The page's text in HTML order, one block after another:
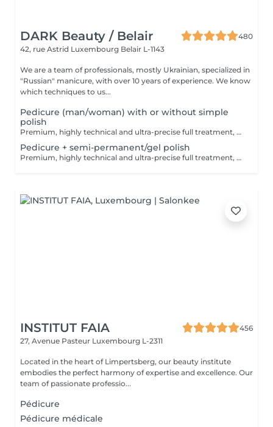
DARK Beauty / Belair
480
42, rue Astrid Luxembourg Belair L-1143
We are a team of professionals, mostly Ukrainian, specialized in
"Russian" manicure, with over 10 years of experience. We know
which techniques to us...
Pedicure (man/woman) with or without simple
polish
Premium, highly technical and ultra-precise full treatment, performed mainly with an e-file to achieve a perfectly clean nail contour and apply the polish as close as possible, even slightly under the cuticle. This technique helps visually delay the regrowth by around 10 days. Visual result: -Extremely well-groomed nails, clean contours, flawless shape -Instagram / photo studio effect: neat, precise, with no visible dry skin Service content: -Removal of old semi-permanent and/or gel polish (if needed, please book accordingly this option via this screen) -Very meticulous preparation of the nail plate -Shape and file nails -Gentle cuticle care -Removal of dead skin -Heels are cleaned -Application of a transparent simple polish (if desired) OR application of your own simple polish (if needed, please book accordingly this option via this screen) -Application of cuticle oil and feet cream
Pedicure + semi-permanent/gel polish
Premium, highly technical and ultra-precise full treatment, performed mainly with an e-file to achieve a perfectly clean nail contour and apply the polish as close as possible, even slightly under the cuticle. This technique helps visually delay the regrowth by around 10 days. Visual result: -Extremely well-groomed nails, clean contours, flawless shape -Instagram / photo studio effect: neat, precise, with no visible dry skin A perfect solution for flawless and long-lasting nails: -The average durability is 6 weeks!! Service content: -Removal of old semi-permanent and/or gel polish (if needed, already include in this price/service) -Very meticulous preparation of the nail plate -Shape and file nails -Gentle cuticle care -Removal of dead skin -Heels are cleaned -Application of semi-permanent nail polish -Application of cuticle oil and feet cream Optional : -Price per nail for nail art on up to 5 nails (if so please book "WITH simple design") +3€/nail -Price for simple design (French, Chrome, Baby Boomer, Cat Eyes, Stickers, Foil) 6-10 nails -> +20€ -Price for complex design (3D, Hand drawings, Stamping, French with Chrome, Baby Boomer with Chrome, French with Cat Eyes) 6-10 nails -> +30€ -Price per nail extension/reconstruction, maximum 2 nails (if so please book "WITH extension/reconstruction") +10€/nail
INSTITUT FAIA
456
27, Avenue Pasteur Luxembourg L-2311
Located in the heart of Limpertsberg, our beauty institute
embodies the perfect harmony of expertise and excellence. Our
team of passionate professio...
Pédicure
Pédicure médicale